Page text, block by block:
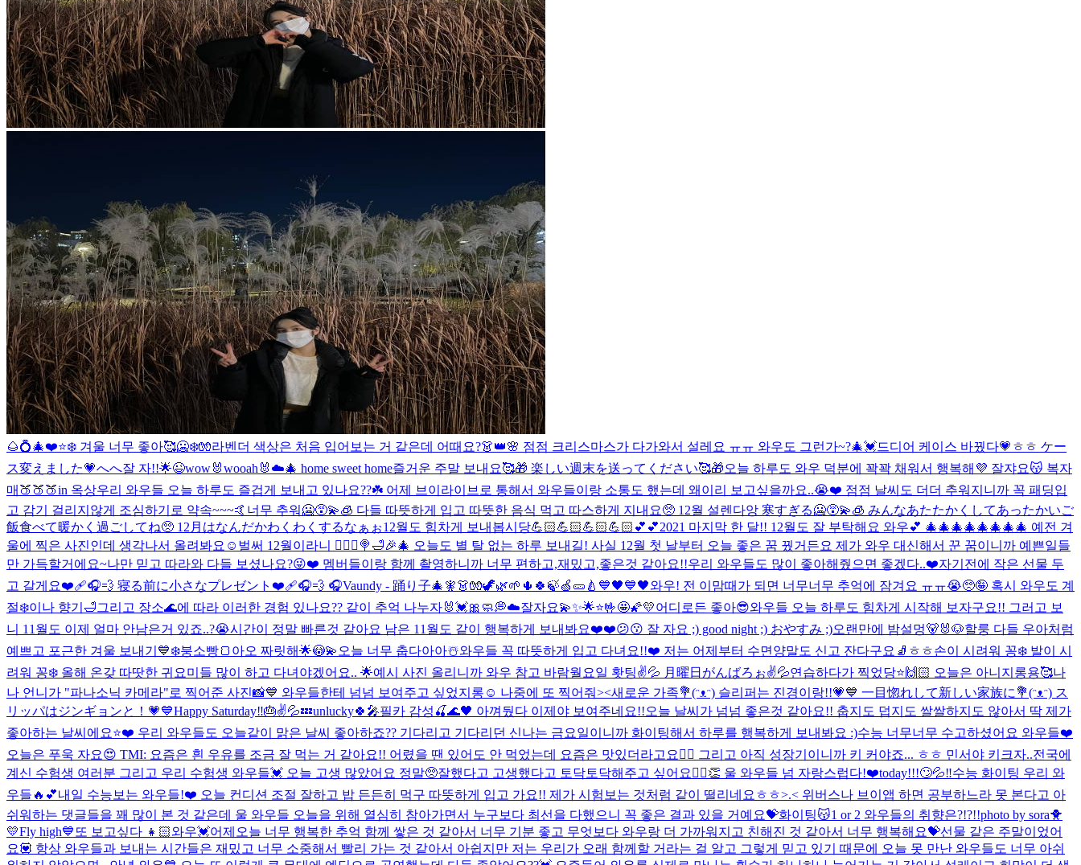
🌰💍🎄❤️⭐️❄️ 겨울 너무 좋아🥰🥶❄️🧤라벤더 색상은 처음 입어보는 거 같은데 어때요?👗👑🌸 점점 크리스마스가 다가와서 설레요 ㅠㅠ 와우도 그런가~?🎄💓드디어 케이스 바꿨다💗ㅎㅎ ケー
ス変えました💗へへ잘 자!!🌟😉wow🐰wooah 🐰☁️🎄 home sweet home즐거운 주말 보내요🥰🎁 楽しい週末を送ってください🥰🎁오늘 하루도 와우 덕분에 꽉꽉 채워서 행복해💜 잘쟈요😽 복자
매🍑🍑🍑in 옥상우리 와우들 오늘 하루도 즐겁게 보내고 있나요??☘️ 어제 브이라이브로 통해서 와우들이랑 소통도 했는데 왜이리 보고싶을까요..😭❤️ 점점 날씨도 더더 추워지니까 꼭 패딩입
고 감기 걸리지않게 조심하기로 약속~~~🤙 너무 추워🥶😵‍💫🧊 다들 따뜻하게 입고 따뜻한 음식 먹고 따스하게 지내요🥺 12월 설렌다앙 寒すぎる🥶😵‍💫🧊 みんなあたたかくしてあったかいご
飯食べて暖かく過ごしてね🥺 12月はなんだかわくわくするなぁぉ12월도 힘차게 보내봅시당💪🏻💪🏻💪🏻💪🏻💕💕2021 마지막 한 달!! 12월도 잘 부탁해요 와우💕 🎄🎄🎄🎄🎄🎄🎄🎄 예전 겨
울에 찍은 사진인데 생각나서 올려봐요☺️ 벌써 12월이라니 🧚🏻‍♀️🍭🛁🎉🎄 오늘도 별 탈 없는 하루 보내길! 사실 12월 첫 날부터 오늘 좋은 꿈 꿨거든요 제가 와우 대신해서 꾼 꿈이니까 예쁜일들
만 가득할거에요~나만 믿고 따라와 다들 보셨나요?😜❤️ 멤버들이랑 함께 촬영하니까 너무 편하고,재밌고,좋은것 같아요!!우리 와우들도 많이 좋아해줬으면 좋겠다..❤️자기전에 작은 선물 두
고 갈게요❤️‍🩹🎧💨 寝る前に小さなプレゼント❤️‍🩹🎧💨 🎧Vaundy - 踊り子🎄🧚👗🧤🦖🌿🌱🌵🍀🍃🍏🥒🍐 💙🖤💙🖤와우! 전 이맘때가 되면 너무너무 추억에 잠겨요 ㅠㅠ😭🥺🤪 혹시 와우도 계
절❄️이나 향기🛁그리고 장소🌊에 따라 이러한 경험 있나요?? 같이 추억 나누자🐰💓🎀 🧼💭☁️잘자요💫✨🌟⭐️🤟🤩🌠💛어디로든 좋아😎와우들 오늘 하루도 힘차게 시작해 보자구요!! 그러고 보
니 11월도 이제 얼마 안남은거 있죠..?😭시간이 정말 빠른것 같아요 남은 11월도 같이 행복하게 보내봐요❤️❤️😕😗 잘 자요 ;) good night ;) おやすみ ;)오랜만에 밤설멍🐻🐰🐶할룽 다들 우아처럼
예쁘고 포근한 겨울 보내기💙❄️붕소빵🍞 아오 짜릿해🌟😳💫 오늘 너무 춥다아아☃️와우들 꼭 따뜻하게 입고 다녀요!!❤️ 저는 어제부터 수면양말도 신고 잔다구요🧦ㅎㅎ손이 시려워 꽁❄️ 발이 시
려워 꽁❄️ 올해 온갖 따땃한 귀요미들 많이 하고 다녀야겠어요.. 🌟예시 사진 올리니까 와우 참고 바람월요일 홧팅✌️💦 月曜日がんばろぉ✌️💦연습하다가 찍었당⭐️🙌🏻 오늘은 아니지롱용🥰나
나 언니가 "파나소닉 카메라"로 찍어준 사진📸💙 와우들한테 넘넘 보여주고 싶었지롱☺️ 나중에 또 찍어줘><새로운 가족💐(ᵔᴥᵔ) 슬리퍼는 진경이랑!!💗💙 一目惚れして新しい家族に💐(ᵔᴥᵔ) ス
リッパはジンギョンと！💗💙Happy Saturday‼️🎂✌️💦💤unlucky🍀🎤필카 감성🍒🌊🖤 아껴뒀다 이제야 보여주네요!!오늘 날씨가 넘넘 좋은것 같아요!! 춥지도 덥지도 쌀쌀하지도 않아서 딱 제가
좋아하는 날씨에요⭐️❤️ 우리 와우들도 오늘같이 맑은 날씨 좋아하죠?? 기다리고 기다리던 신나는 금요일이니까 화이팅해서 하루를 행복하게 보내봐요 :)수능 너무너무 수고하셨어요 와우들❤️
오늘은 푸욱 자요😍 TMI: 요즘은 흰 우유를 조금 잘 먹는 거 같아요!! 어렸을 땐 있어도 안 먹었는데 요즘은 맛있더라고요👍🏻 그리고 아직 성장기이니까 키 커야죠... ㅎㅎ 민서야 키크자..전국에
계신 수험생 여러분 그리고 우리 수험생 와우들💓 오늘 고생 많았어요 정말🥺잘했다고 고생했다고 토닥토닥해주고 싶어요🙆‍♀️👏 울 와우들 넘 자랑스럽다!❤️today!!!🙄💦‼️수능 화이팅 우리 와
우들🔥💕내일 수능보는 와우들!❤️ 오늘 컨디션 조절 잘하고 밥 든든히 먹구 따뜻하게 입고 가요!! 제가 시험보는 것처럼 같이 떨리네요ㅎㅎ>.< 위버스나 브이앱 하면 공부하느라 못 본다고 아
쉬워하는 댓글들을 꽤 많이 본 것 같은데 울 와우들 오늘을 위해 열심히 참아가면서 누구보다 최선을 다했으니 꼭 좋은 결과 있을 거예요💝화이팅😽1 or 2 와우들의 취향은?!?!!photo by sora🐥
💛Fly high💙 또 보고싶다 👧🏻와우💓어제오늘 너무 행복한 추억 함께 쌓은 것 같아서 너무 기분 좋고 무엇보다 와우랑 더 가까워지고 친해진 것 같아서 너무 행복해요💝선물 같은 주말이었어
요💟 항상 와우들과 보내는 시간들은 재밌고 너무 소중해서 빨리 가는 것 같아서 아쉽지만 저는 우리가 오래 함께할 거라는 걸 알고 그렇게 믿고 있기 때문에 오늘 못 만난 와우들도 너무 아쉬